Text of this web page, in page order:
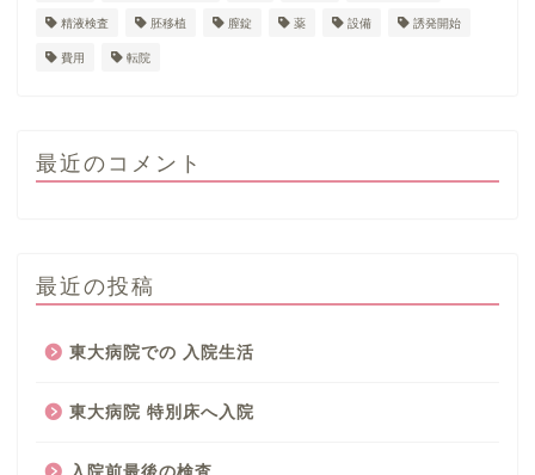
精液検査 胚移植 膣錠 薬 設備 誘発開始
費用 転院
最近のコメント
最近の投稿
東大病院での 入院生活
東大病院 特別床へ入院